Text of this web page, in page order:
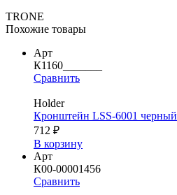
TRONE
Похожие товары
Арт
К1160_______
Сравнить
Holder
Кронштейн LSS-6001 черный
712 ₽
В корзину
Арт
К00-00001456
Сравнить